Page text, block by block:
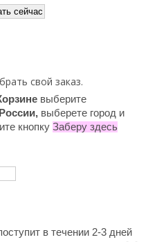
свой заказ.
выберите
выберете город и
кнопку Заберу здесь
в течении 2-3 дней